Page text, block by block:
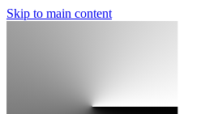
Skip to main content